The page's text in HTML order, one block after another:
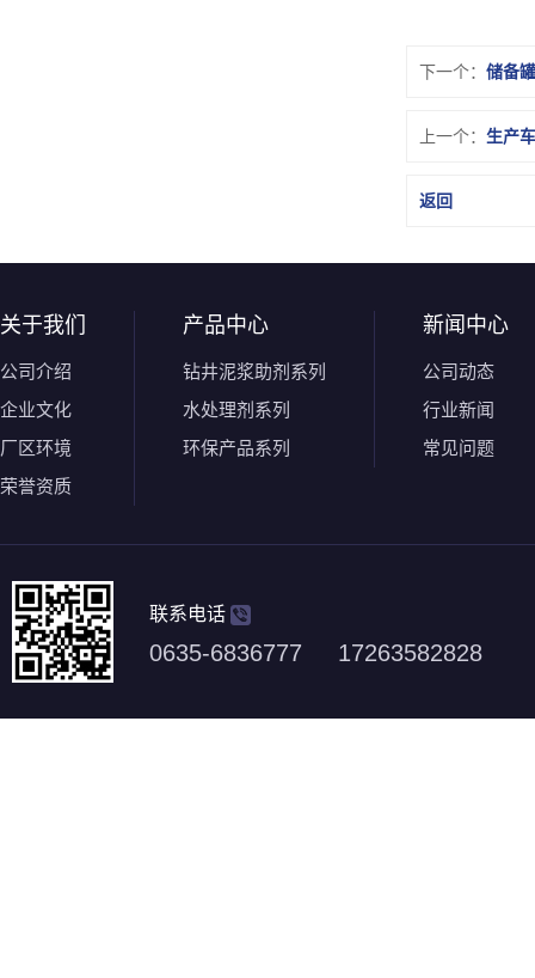
下一个： 储备罐
上一个： 生产
返回
关于我们
公司介绍
企业文化
厂区环境
荣誉资质
产品中心
钻井泥浆助剂系列
水处理剂系列
环保产品系列
新闻中心
公司动态
行业新闻
常见问题
联系电话
0635-6836777 17263582828